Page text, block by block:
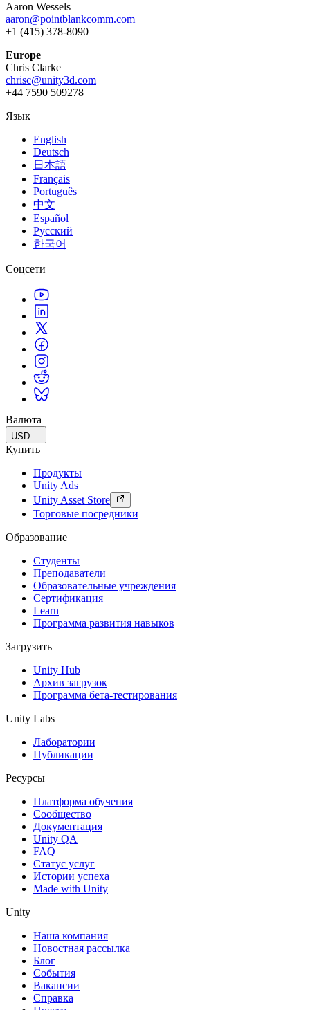
Aaron Wessels
aaron@pointblankcomm.com
+1 (415) 378-8090
Europe
Chris Clarke
chrisc@unity3d.com
+44 7590 509278
Язык
English
Deutsch
日本語
Français
Português
中文
Español
Русский
한국어
Соцсети
Валюта
USD
Купить
Продукты
Unity Ads
Unity Asset Store
Торговые посредники
Образование
Студенты
Преподаватели
Образовательные учреждения
Сертификация
Learn
Программа развития навыков
Загрузить
Unity Hub
Архив загрузок
Программа бета-тестирования
Unity Labs
Лаборатории
Публикации
Ресурсы
Платформа обучения
Сообщество
Документация
Unity QA
FAQ
Статус услуг
Истории успеха
Made with Unity
Unity
Наша компания
Новостная рассылка
Блог
События
Вакансии
Справка